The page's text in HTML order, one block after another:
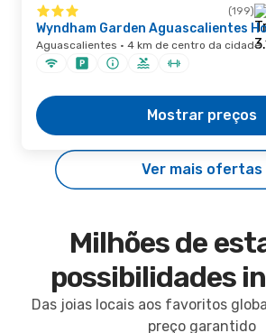
(199)
Wyndham Garden Aguascalientes
Aguascalientes · 4 km de centro da cidade
Mostrar preços
Ver mais ofertas
Milhões de
possibilidades
Das joias locais aos favoritos
preço garantido